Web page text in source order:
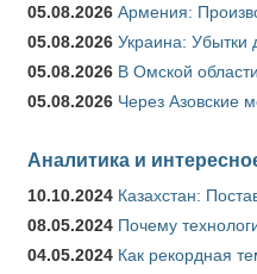
05.08.2026 Армения:
05.08.2026 Украина: Убытки
05.08.2026 В Омской
05.08.2026 Через Азовские
Аналитика и
10.10.2024 Казахстан:
08.05.2024 Почему
04.05.2024 Как рекордная